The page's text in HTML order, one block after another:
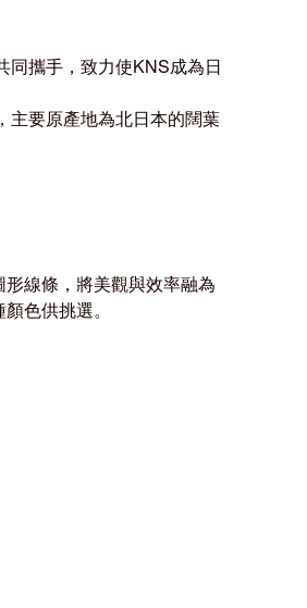
同攜手，致力使KNS成為日
主要原產地為北日本的闊葉
線條，將美觀與效率融為
色供挑選。